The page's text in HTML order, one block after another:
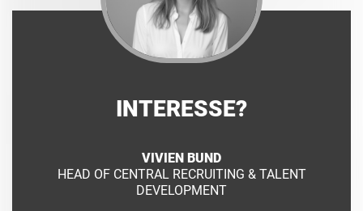
INTERESSE?
VIVIEN BUND
HEAD OF CENTRAL RECRUITING & TALENT
DEVELOPMENT